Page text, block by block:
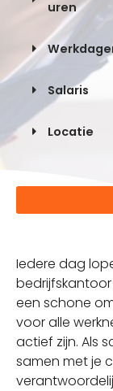
uren
Salaris
Locatie
Iedere dag
een schone
voor alle
actief zijn. Als
samen met je